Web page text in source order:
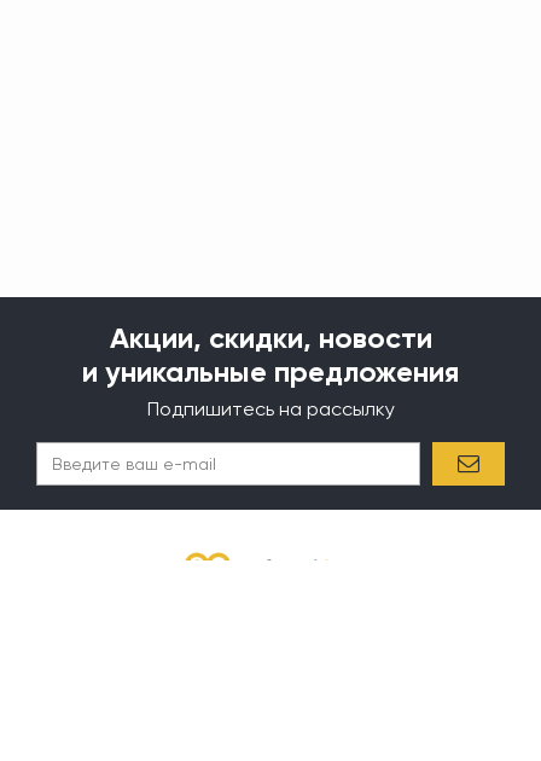
Акции, скидки, новости
и уникальные предложения
Подпишитесь на рассылку